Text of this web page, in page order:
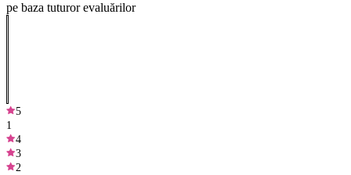
pe baza tuturor evaluărilor
5
1
4
3
2